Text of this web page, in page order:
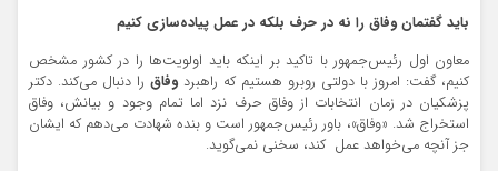
باید گفتمان وفاق را نه در حرف بلکه در عمل پیاده‌سازی کنیم
معاون اول رئیس‌جمهور با تاکید بر اینکه باید اولویت‌ها را در کشور مشخص
کنیم، گفت: امروز با دولتی روبرو هستیم که راهبرد وفاق را دنبال می‌کند. دکتر
پزشکیان در زمان انتخابات از وفاق حرف نزد اما تمام وجود و بیانش، وفاق
استخراج شد. «وفاق»، باور رئیس‌جمهور است و بنده شهادت می‌دهم که ایشان
جز آنچه می‌خواهد عمل کند، سخنی نمی‌گوید.